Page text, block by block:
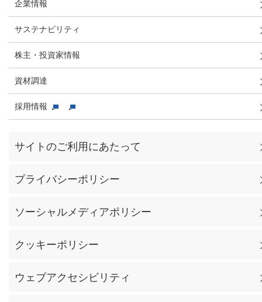
企業情報
サステナビリティ
株主・投資家情報
資材調達
採用情報
サイトのご利用にあたって
プライバシーポリシー
ソーシャルメディアポリシー
クッキーポリシー
ウェブアクセシビリティ